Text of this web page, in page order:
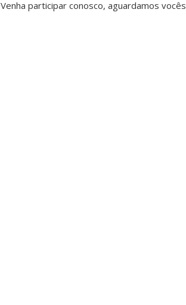
Venha participar conosco, aguardamos vocês